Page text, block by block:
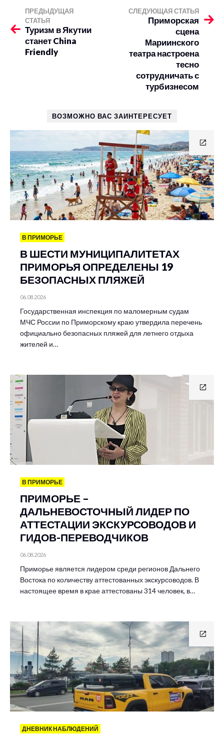
ПРЕДЫДУЩАЯ
СТАТЬЯ
Туризм в Якутии
станет China
Friendly
СЛЕДУЮЩАЯ СТАТЬЯ
Приморская
сцена
Мариинского
театра настроена
тесно
сотрудничать с
турбизнесом
ВОЗМОЖНО ВАС ЗАИНТЕРЕСУЕТ
В ПРИМОРЬЕ
В ШЕСТИ МУНИЦИПАЛИТЕТАХ
ПРИМОРЬЯ ОПРЕДЕЛЕНЫ 19
БЕЗОПАСНЫХ ПЛЯЖЕЙ
06.08.2026
Государственная инспекция по маломерным судам
МЧС России по Приморскому краю утвердила перечень
официально безопасных пляжей для летнего отдыха
жителей и…
В ПРИМОРЬЕ
ПРИМОРЬЕ –
ДАЛЬНЕВОСТОЧНЫЙ ЛИДЕР ПО
АТТЕСТАЦИИ ЭКСКУРСОВОДОВ И
ГИДОВ-ПЕРЕВОДЧИКОВ
06.08.2026
Приморье является лидером среди регионов Дальнего
Востока по количеству аттестованных экскурсоводов. В
настоящее время в крае аттестованы 314 человек, в…
ДНЕВНИК НАБЛЮДЕНИЙ